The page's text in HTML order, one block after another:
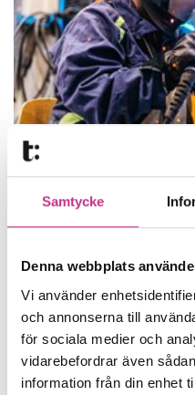
Samtycke
Denna webbplats
Vi använder
och annonserna till
för sociala medier och
vidarebefordrar även
information från din enhet
FÖRETAGARFRÅGOR
Ny regelstruktur inom
föreskrifter bli 15. I det
4 MIN LÄSTID : 28 FEB 2024